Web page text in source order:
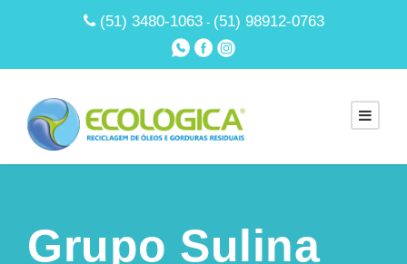
(51) 3480-1063- (51) 98912-0763
Grupo Sulina